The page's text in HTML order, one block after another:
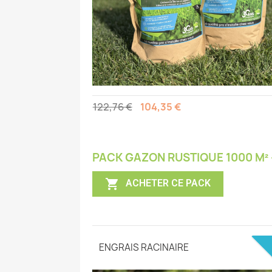
122,76 € 104,35 €
PACK GAZON RUSTIQUE 1000
 ACHETER CE PACK
ENGRAIS RACINAIRE